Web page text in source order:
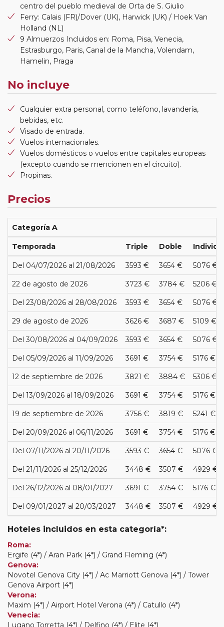
centro del pueblo medieval de Orta de S. Giulio
Ferry: Calais (FR)/Dover (UK), Harwick (UK) / Hoek Van
Holland (NL)
9 Almuerzos Incluidos en: Roma, Pisa, Venecia,
Estrasburgo, Paris, Canal de la Mancha, Volendam,
Hamelin, Praga
No incluye
Cualquier extra personal, como teléfono, lavandería,
bebidas, etc.
Visado de entrada.
Vuelos internacionales.
Vuelos domésticos o vuelos entre capitales europeas
(excepto cuando se mencionen en el circuito).
Propinas.
Precios
Categoría A
Temporada Triple Doble
Del 04/07/2026 al 21/08/2026 3593 € 3654 € 5076 €
22 de agosto de 2026 3723 € 3784 € 5206 €
Del 23/08/2026 al 28/08/2026 3593 € 3654 € 5076 €
29 de agosto de 2026 3626 € 3687 € 5109 €
Del 30/08/2026 al 04/09/2026 3593 € 3654 € 5076 €
Del 05/09/2026 al 11/09/2026 3691 € 3754 € 5176 €
12 de septiembre de 2026 3821 € 3884 € 5306 €
Del 13/09/2026 al 18/09/2026 3691 € 3754 € 5176 €
19 de septiembre de 2026 3756 € 3819 € 5241 €
Del 20/09/2026 al 06/11/2026 3691 € 3754 € 5176 €
Del 07/11/2026 al 20/11/2026 3593 € 3654 € 5076 €
Del 21/11/2026 al 25/12/2026 3448 € 3507 € 4929 €
Del 26/12/2026 al 08/01/2027 3691 € 3754 € 5176 €
Del 09/01/2027 al 20/03/2027 3448 € 3507 € 4929 €
Hoteles incluidos en esta categoría*:
Roma:
Ergife (4*) / Aran Park (4*) / Grand Fleming (4*)
Genova:
Novotel Genova City (4*) / Ac Marriott Genova (4*) / Tower
Genova Airport (4*)
Verona:
Maxim (4*) / Airport Hotel Verona (4*) / Catullo (4*)
Venecia:
Lugano Torretta (4*) / Delfino (4*) / Elite (4*)